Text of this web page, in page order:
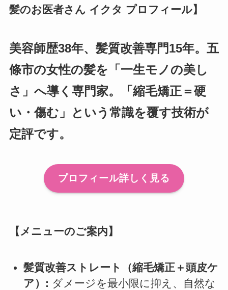
髪のお医者さん イクタ プロフィール】
美容師歴38年、髪質改善専門15年。五
條市の女性の髪を「一生モノの美し
さ」へ導く専門家。「縮毛矯正＝硬
い・傷む」という常識を覆す技術が
定評です。
プロフィール詳しく見る
【メニューのご案内】
髪質改善ストレート（縮毛矯正＋頭皮ケ
ア）: ダメージを最小限に抑え、自然な